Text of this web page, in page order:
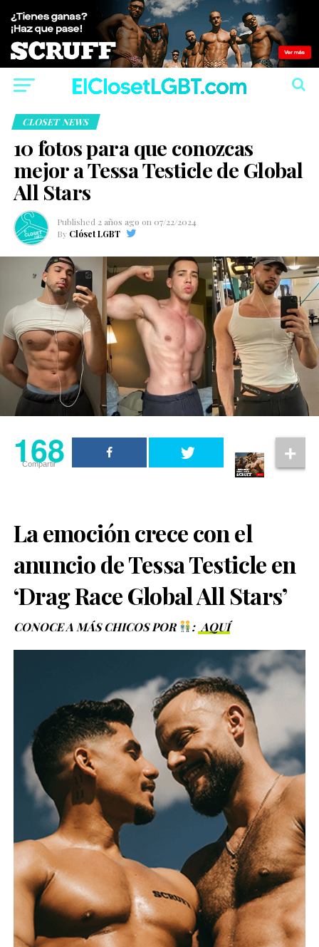
CLOSET NEWS
10 fotos para que conozcas
mejor a Tessa Testicle de Global
All Stars
Published 2 años ago on 07/22/2024
By Clóset LGBT
168
Compartir
La emoción crece con el
anuncio de Tessa Testicle en
‘Drag Race Global All Stars’
CONOCE A MÁS CHICOS POR : AQUÍ